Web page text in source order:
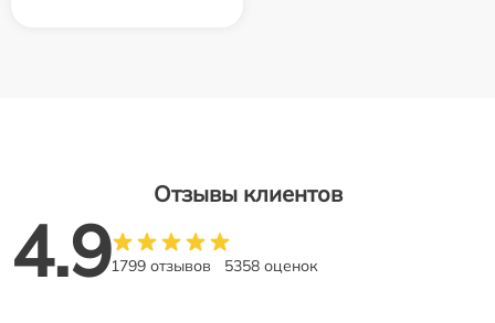
Отзывы клиентов
4.91799 отзывов 5358 оценок